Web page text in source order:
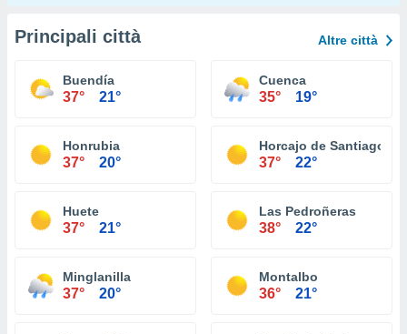
Principali città Altre città
Buendía
37° 21°
Cuenca
35° 19°
Honrubia
37° 20°
Horcajo de Santiago
37° 22°
Huete
37° 21°
Las Pedroñeras
38° 22°
Minglanilla
37° 20°
Montalbo
36° 21°